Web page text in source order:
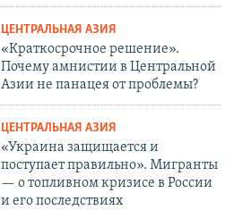
ЦЕНТРАЛЬНАЯ АЗИЯ
«Краткосрочное решение».
Почему амнистии в Центральной
Азии не панацея от проблемы?
ЦЕНТРАЛЬНАЯ АЗИЯ
«Украина защищается и
поступает правильно». Мигранты
— о топливном кризисе в России
и его последствиях